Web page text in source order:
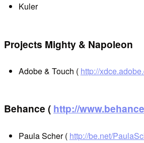
Kuler
Projects Mighty & Napoleon
Adobe & Touch ( http://
Behance ( http://
Paula Scher ( http://be.net/